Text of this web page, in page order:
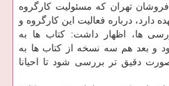
تهران كه مسئولیت كارگروه
درباره فعالیت این كارگروه و
ها، اظهار داشت: كتاب ها به
بعد هم سه نسخه از كتاب ها به
دقیق تر بررسی شود تا احیانا